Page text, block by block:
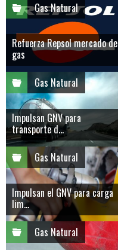
Gas Natural
Refuerza Repsol mercado de
gas
Gas Natural
Impulsan GNV para
transporte d...
Gas Natural
Impulsan el GNV para carga
lim...
Gas Natural